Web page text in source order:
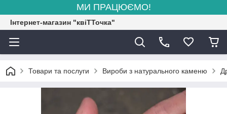
МИ ПРАЦЮЄМО!
Інтернет-магазин "квіТТочка"
Товари та послуги Вироби з натурального каменю